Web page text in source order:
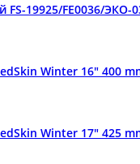
19925/FE0036/ЭКО-
Winter 16" 400
Winter 17" 425